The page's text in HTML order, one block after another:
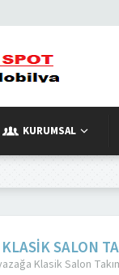
KURUMSAL
SALON
Klasik Salon